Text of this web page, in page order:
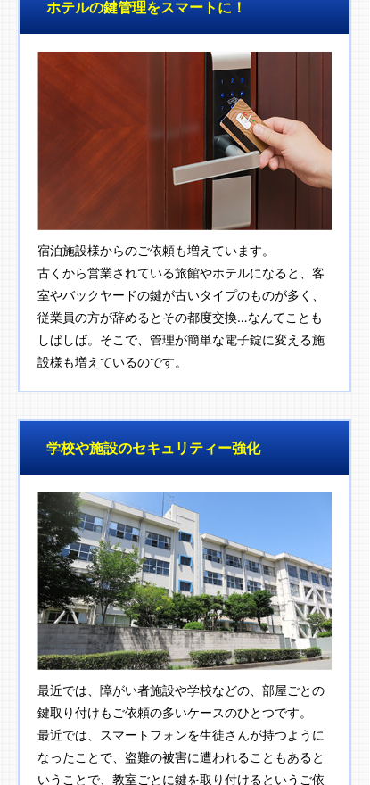
ホテルの鍵管理をスマートに！
宿泊施設様からのご依頼も増えています。
古くから営業されている旅館やホテルになると、客
室やバックヤードの鍵が古いタイプのものが多く、
従業員の方が辞めるとその都度交換…なんてことも
しばしば。そこで、管理が簡単な電子錠に変える施
設様も増えているのです。
学校や施設のセキュリティー強化
最近では、障がい者施設や学校などの、部屋ごとの
鍵取り付けもご依頼の多いケースのひとつです。
最近では、スマートフォンを生徒さんが持つように
なったことで、盗難の被害に遭われることもあると
いうことで、教室ごとに鍵を取り付けるというご依